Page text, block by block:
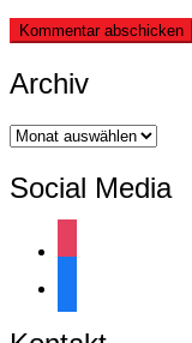
Archiv
Archiv
Social Media